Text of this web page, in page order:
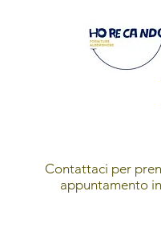
Contattaci per
appuntamento